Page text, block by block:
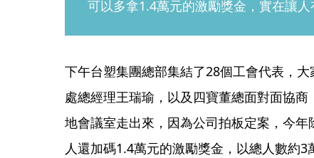
可以多拿1.4萬元的激勵獎金，實在讓人
下午台塑集團總部集結了28個工會代表，
處總經理王瑞瑜，以及四寶董總面對面協
地會議室走出來，因為公司拍板定案，今
人還加碼1.4萬元的激勵獎金，以總人數約